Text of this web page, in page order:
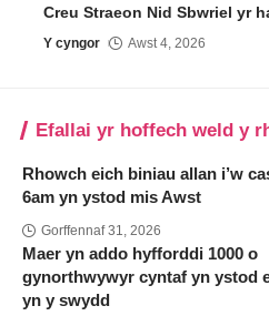
Creu Straeon Nid Sbwriel yr
Y cyngor Awst 4, 2026
Efallai yr hoffech weld y
Rhowch eich biniau allan i’w
6am yn ystod mis Awst
Gorffennaf 31, 2026
Maer yn addo hyfforddi 1000 o
gynorthwywyr cyntaf yn ystod
yn y swydd